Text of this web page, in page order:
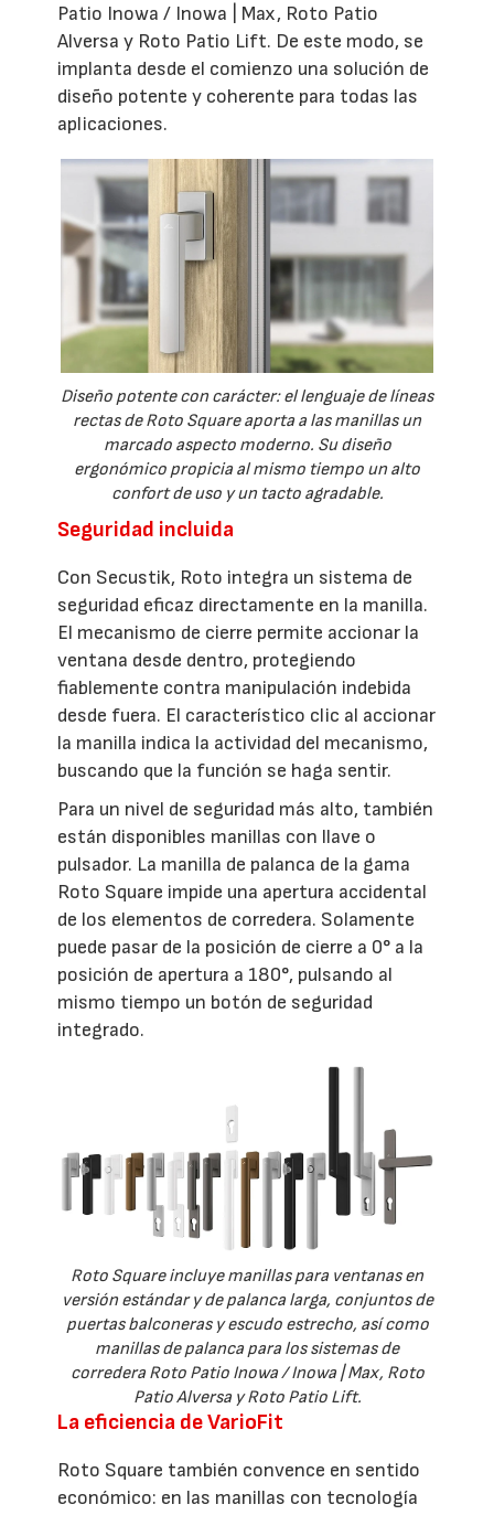
Patio Inowa / Inowa | Max, Roto Patio
Alversa y Roto Patio Lift. De este modo, se
implanta desde el comienzo una solución de
diseño potente y coherente para todas las
aplicaciones.
Diseño potente con carácter: el lenguaje de líneas
rectas de Roto Square aporta a las manillas un
marcado aspecto moderno. Su diseño
ergonómico propicia al mismo tiempo un alto
confort de uso y un tacto agradable.
Seguridad incluida
Con Secustik, Roto integra un sistema de
seguridad eficaz directamente en la manilla.
El mecanismo de cierre permite accionar la
ventana desde dentro, protegiendo
fiablemente contra manipulación indebida
desde fuera. El característico clic al accionar
la manilla indica la actividad del mecanismo,
buscando que la función se haga sentir.
Para un nivel de seguridad más alto, también
están disponibles manillas con llave o
pulsador. La manilla de palanca de la gama
Roto Square impide una apertura accidental
de los elementos de corredera. Solamente
puede pasar de la posición de cierre a 0° a la
posición de apertura a 180°, pulsando al
mismo tiempo un botón de seguridad
integrado.
Roto Square incluye manillas para ventanas en
versión estándar y de palanca larga, conjuntos de
puertas balconeras y escudo estrecho, así como
manillas de palanca para los sistemas de
corredera Roto Patio Inowa / Inowa | Max, Roto
Patio Alversa y Roto Patio Lift.
La eficiencia de VarioFit
Roto Square también convence en sentido
económico: en las manillas con tecnología